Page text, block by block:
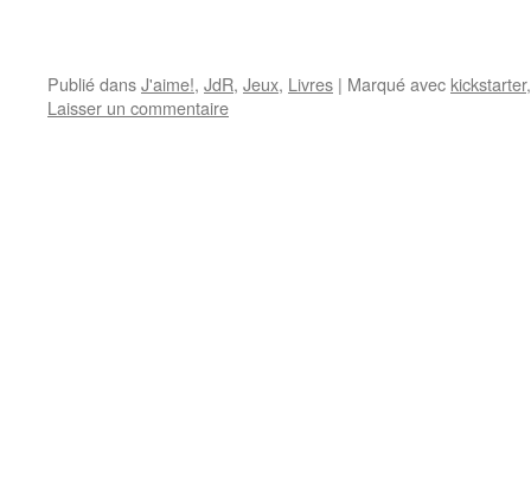
Publié dansJ'aime!, JdR, Jeux, Livres | Marqué avec kickstarter
Laisser un commentaire